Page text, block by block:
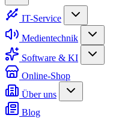
IT-Service
Medientechnik
Software & KI
Online-Shop
Über uns
Blog